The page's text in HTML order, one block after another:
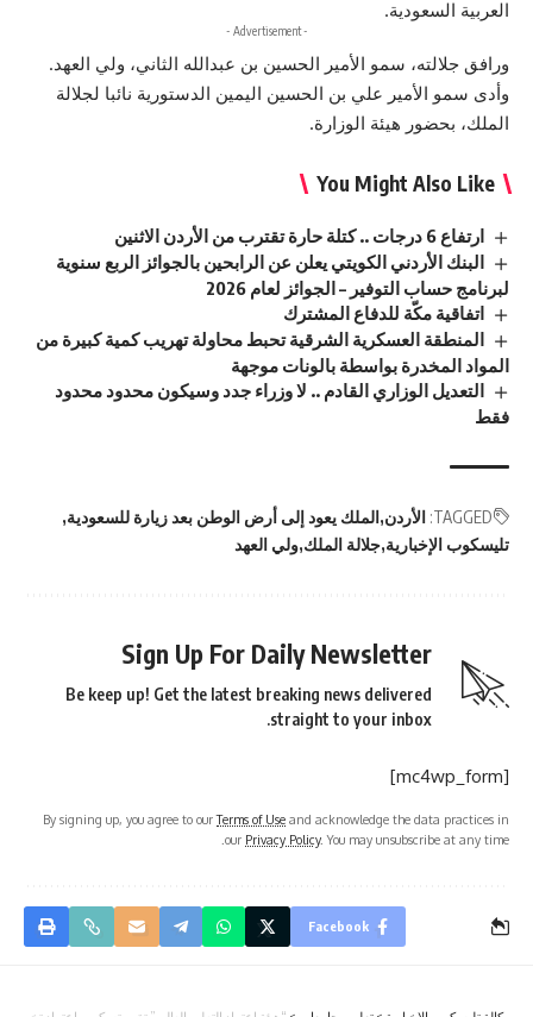
العربية السعودية.
- Advertisement -
ورافق جلالته، سمو الأمير الحسين بن عبدالله الثاني، ولي العهد.
وأدى سمو الأمير علي بن الحسين اليمين الدستورية نائبا لجلالة
الملك، بحضور هيئة الوزارة.
You Might Also Like
ارتفاع 6 درجات .. كتلة حارة تقترب من الأردن الاثنين
البنك الأردني الكويتي يعلن عن الرابحين بالجوائز الربع سنوية
لبرنامج حساب التوفير – الجوائز لعام 2026
اتفاقية مكّة للدفاع المشترك
المنطقة العسكرية الشرقية تحبط محاولة تهريب كمية كبيرة من
المواد المخدرة بواسطة بالونات موجهة
التعديل الوزاري القادم .. لا وزراء جدد وسيكون محدود محدود
فقط
TAGGED: الأردن الملك يعود إلى أرض الوطن بعد زيارة للسعودية
تليسكوب الإخبارية جلالة الملك ولي العهد
Sign Up For Daily Newsletter
Be keep up! Get the latest breaking news delivered
straight to your inbox.
[mc4wp_form]
By signing up, you agree to ourTerms of Use and acknowledge the data practices in
our Privacy Policy. You may unsubscribe at any time.
Facebook